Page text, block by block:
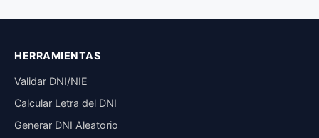
HERRAMIENTAS
Validar DNI/NIE
Calcular Letra del DNI
Generar DNI Aleatorio